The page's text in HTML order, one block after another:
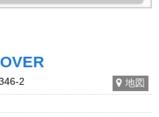
2
地図